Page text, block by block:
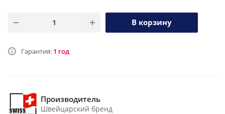
В корзину
Гарантия: 1 год
Производитель
Швейцарский бренд